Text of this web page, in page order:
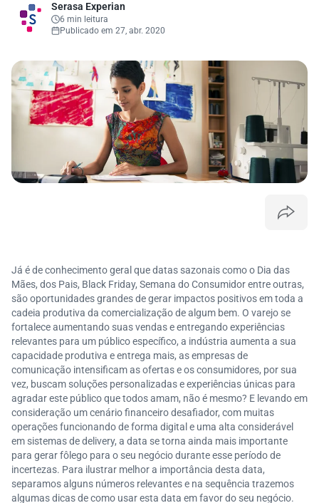
Serasa Experian
6 min leitura
Publicado em 27, abr. 2020
Já é de conhecimento geral que datas sazonais como o Dia das
Mães, dos Pais, Black Friday, Semana do Consumidor entre outras,
são oportunidades grandes de gerar impactos positivos em toda a
cadeia produtiva da comercialização de algum bem. O varejo se
fortalece aumentando suas vendas e entregando experiências
relevantes para um público específico, a indústria aumenta a sua
capacidade produtiva e entrega mais, as empresas de
comunicação intensificam as ofertas e os consumidores, por sua
vez, buscam soluções personalizadas e experiências únicas para
agradar este público que todos amam, não é mesmo? E levando em
consideração um cenário financeiro desafiador, com muitas
operações funcionando de forma digital e uma alta considerável
em sistemas de delivery, a data se torna ainda mais importante
para gerar fôlego para o seu negócio durante esse período de
incertezas. Para ilustrar melhor a importância desta data,
separamos alguns números relevantes e na sequência trazemos
algumas dicas de como usar esta data em favor do seu negócio.